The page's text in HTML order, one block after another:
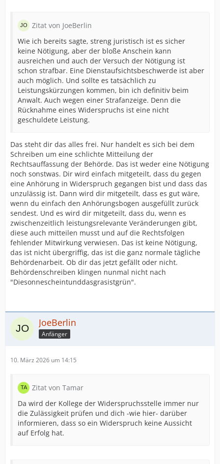
Zitat von JoeBerlin
Wie ich bereits sagte, streng juristisch ist es sicher
keine Nötigung, aber der bloße Anschein kann
ausreichen und auch der Versuch der Nötigung ist
schon strafbar. Eine Dienstaufsichtsbeschwerde ist aber
auch möglich. Und sollte es tatsächlich zu
Leistungskürzungen kommen, bin ich definitiv beim
Anwalt. Auch wegen einer Strafanzeige. Denn die
Rücknahme eines Widerspruchs ist eine nicht
geschuldete Leistung.
Das steht dir das alles frei. Nur handelt es sich bei dem
Schreiben um eine schlichte Mitteilung der
Rechtsauffassung der Behörde. Das ist weder eine Nötigung
noch sonstwas. Dir wird einfach mitgeteilt, dass du gegen
eine Anhörung in Widerspruch gegangen bist und dass das
unzulässig ist. Dann wird dir mitgeteilt, dass es gut wäre,
wenn du einfach den Anhörungsbogen ausgefüllt zurück
sendest. Und es wird dir mitgeteilt, dass du, wenn es
zwischenzeitlich leistungsrelevante Veränderungen gibt,
diese auch mitteilen musst und auf die Rechtsfolgen
fehlender Mitwirkung verwiesen. Das ist keine Nötigung,
das ist nicht übergriffig, das ist die ganz normale tägliche
Behördenarbeit. Ob dir das jetzt gefällt oder nicht.
Behördenschreiben klingen nunmal nicht nach
"Diesonnescheintunddasgrasistgrün".
JoeBerlin
Anfänger
10. März 2026 um 14:15
Zitat von Tamar
Da wird der Kollege der Widerspruchsstelle immer nur
die Zulässigkeit prüfen und dich -wie hier- darüber
informieren, dass so ein Widerspruch keine Aussicht
auf Erfolg hat.